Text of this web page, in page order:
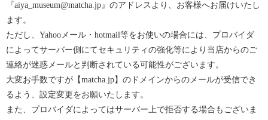
『aiya_museum@matcha.jp』のアドレスより、お客様へお届けいたし
ます。
ただし、Yahooメール・hotmail等をお使いの場合には、プロバイダ
によってサーバー側にてセキュリティの強化等により当店からのご
連絡が迷惑メールと判断されている可能性がございます。
大変お手数ですが【matcha.jp】のドメインからのメールが受信でき
るよう、設定変更をお願いたします。
また、プロバイダによってはサーバー上で拒否する場合もございま